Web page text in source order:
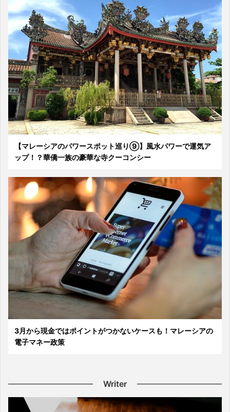
【マレーシアのパワースポット巡り⑨】風水パワーで運気ア
ップ！？華僑一族の豪華な寺クーコンシー
3月から現金ではポイントがつかないケースも！マレーシアの
電子マネー政策
Writer